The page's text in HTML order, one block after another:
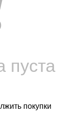
пуста
покупки